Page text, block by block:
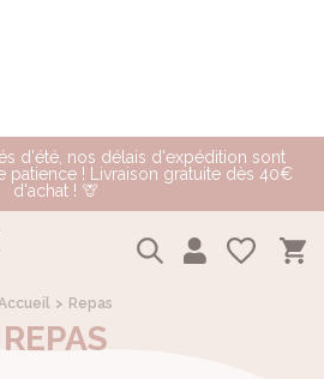
d'été, nos délais d'expédition sont
patience ! Livraison gratuite dès 40€
d'achat ! 🦒
Repas
REPAS